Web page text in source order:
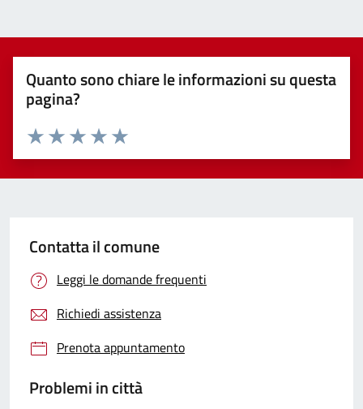
Quanto sono chiare le informazioni su questa
pagina?
Valuta 5 stelle su 5
Valuta 4 stelle su 5
Valuta 3 stelle su 5
Valuta 2 stelle su 5
Valuta 1 stelle su 5
Contatta il comune
Leggi le domande frequenti
Richiedi assistenza
Prenota appuntamento
Problemi in città